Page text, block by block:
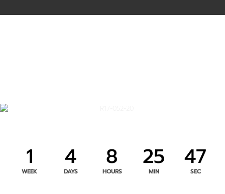
1
WEEK
4
DAYS
8
HOURS
25
MIN
47
SEC